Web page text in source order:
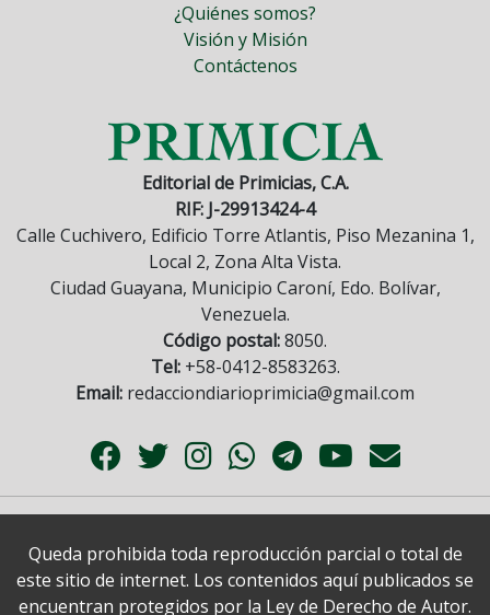
¿Quiénes somos?
Visión y Misión
Contáctenos
Editorial de Primicias, C.A.
RIF: J-29913424-4
Calle Cuchivero, Edificio Torre Atlantis, Piso Mezanina 1,
Local 2, Zona Alta Vista.
Ciudad Guayana, Municipio Caroní, Edo. Bolívar,
Venezuela.
Código postal:8050.
Tel:+58-0412-8583263.
Email: redacciondiarioprimicia@gmail.com
Queda prohibida toda reproducción parcial o total de
este sitio de internet. Los contenidos aquí publicados se
encuentran protegidos por la Ley de Derecho de Autor.